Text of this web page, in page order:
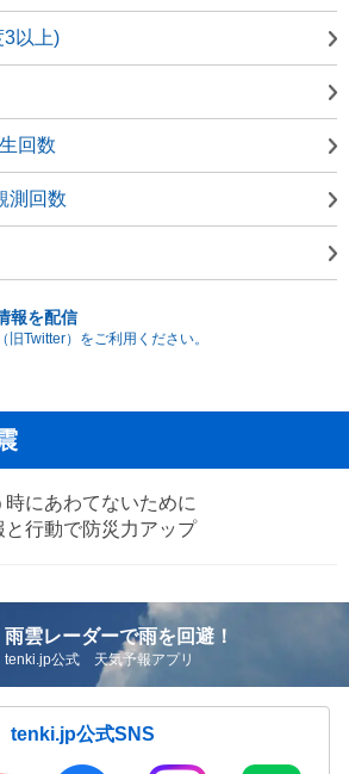
3以上)
回数
測回数
報を配信
旧Twitter）をご利用ください。
時にあわてないために
と行動で防災力アップ
雨雲レーダーで雨を回避！
tenki.jp公式 天気予報アプリ
tenki.jp公式SNS